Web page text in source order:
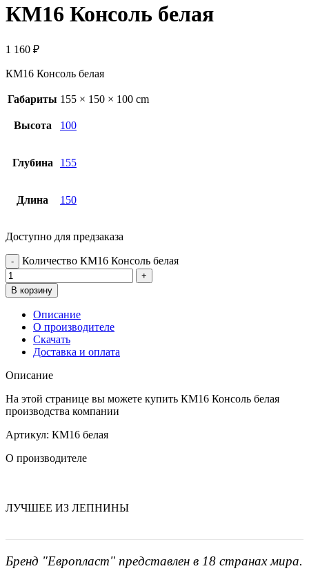
КМ16 Консоль белая
1 160 ₽
КМ16 Консоль белая
Габариты 155 × 150 × 100 cm
Высота 100
Глубина 155
Длина 150
Доступно для предзаказа
Количество КМ16 Консоль белая
В корзину
Описание
О производителе
Скачать
Доставка и оплата
Описание
На этой странице вы можете купить КМ16 Консоль белая
производства компании
Артикул: КМ16 белая
О производителе
ЛУЧШЕЕ ИЗ ЛЕПНИНЫ
Бренд "Европласт" представлен в 18 странах мира.